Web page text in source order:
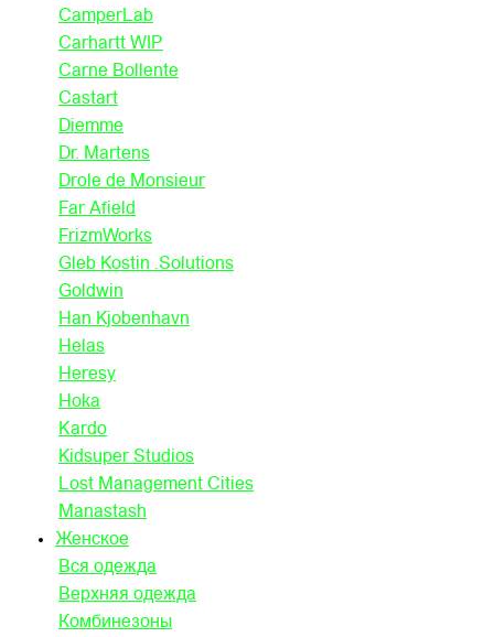
CamperLab
Carhartt WIP
Carne Bollente
Castart
Diemme
Dr. Martens
Drole de Monsieur
Far Afield
FrizmWorks
Gleb Kostin .Solutions
Goldwin
Han Kjobenhavn
Helas
Heresy
Hoka
Kardo
Kidsuper Studios
Lost Management Cities
Manastash
Женское
Вся одежда
Верхняя одежда
Комбинезоны